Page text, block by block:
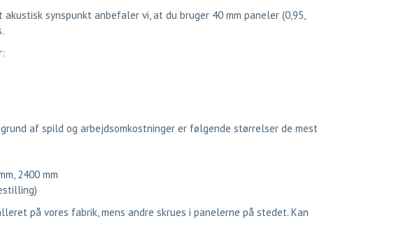
synspunkt anbefaler vi, at du bruger 40 mm paneler (0,95,
.
af spild og arbejdsomkostninger er følgende størrelser de mest
2400 mm
på vores fabrik, mens andre skrues i panelerne på stedet. Kan